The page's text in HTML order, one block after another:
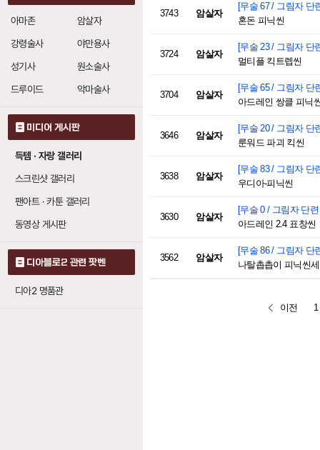
아마존
암살자
강령술사
야만용사
성기사
원소술사
드루이드
악마술사
미디어 게시판
득템 · 자랑 갤러리
스크린샷 갤러리
팬아트 · 카툰 갤러리
동영상 게시판
디아블로2 관련 팟벤
디아2 명품관
3743 암살자
[무술 67 / 그림자 단
혼돈 피닉씬
3724 암살자
[무술 23 / 그림자 단
멀티플 킥트렙씬
3704 암살자
[무술 65 / 그림자 단
아드레인 쌍클 피닉
3646 암살자
[무술 20 / 그림자 단
룬워드 파괴 킥씬
3638 암살자
[무술 83 / 그림자 단
우디아-피닉씬
3630 암살자
[무술 0 / 그림자 단
아드레인 2.4 표창씬
3562 암살자
[무술 86 / 그림자 단
나탈촙촙이 피닉씬
이전 1